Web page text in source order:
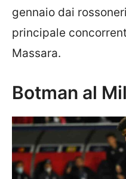
gennaio dai
principale
Massara.
Botman al